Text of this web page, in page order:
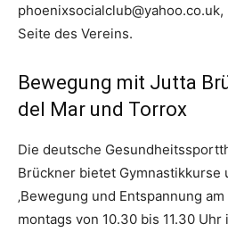
phoenixsocialclub@yahoo.co.uk,
Seite des Vereins.
Bewegung mit Jutta
del Mar und Torrox
Die deutsche
Brückner bietet Gymnastikkurse
‚Bewegung und Entspannung
montags von 10.30 bis 11.30